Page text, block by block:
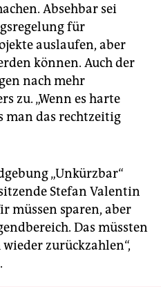
Absehbar sei
für
auslaufen, aber
können. Auch der
nach mehr
zu. „Wenn es harte
man das rechtzeitig
„Unkürzbar“
Stefan Valentin
müssen sparen, aber
Das müssten
zurückzahlen“,